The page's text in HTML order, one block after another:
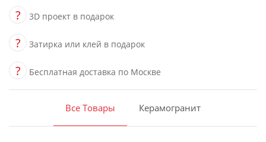
? 3D проект в подарок
? Затирка или клей в подарок
? Бесплатная доставка по Москве
Все Товары Керамогранит